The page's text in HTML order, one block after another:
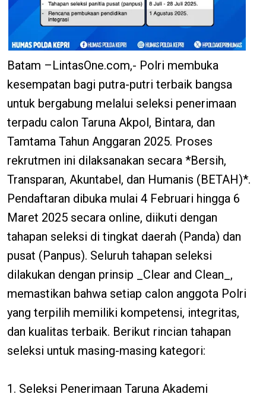
Batam –LintasOne.com,- Polri membuka
kesempatan bagi putra-putri terbaik bangsa
untuk bergabung melalui seleksi penerimaan
terpadu calon Taruna Akpol, Bintara, dan
Tamtama Tahun Anggaran 2025. Proses
rekrutmen ini dilaksanakan secara *Bersih,
Transparan, Akuntabel, dan Humanis (BETAH)*.
Pendaftaran dibuka mulai 4 Februari hingga 6
Maret 2025 secara online, diikuti dengan
tahapan seleksi di tingkat daerah (Panda) dan
pusat (Panpus). Seluruh tahapan seleksi
dilakukan dengan prinsip _Clear and Clean_,
memastikan bahwa setiap calon anggota Polri
yang terpilih memiliki kompetensi, integritas,
dan kualitas terbaik. Berikut rincian tahapan
seleksi untuk masing-masing kategori:
1. Seleksi Penerimaan Taruna Akademi